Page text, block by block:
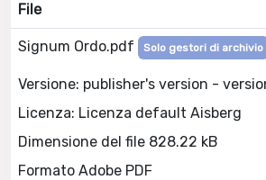
File
Signum Ordo.pdf Solo gestori di archivio
Versione: publisher's version -
Licenza: Licenza default Aisberg
Dimensione del file 828.22 kB
Formato Adobe PDF